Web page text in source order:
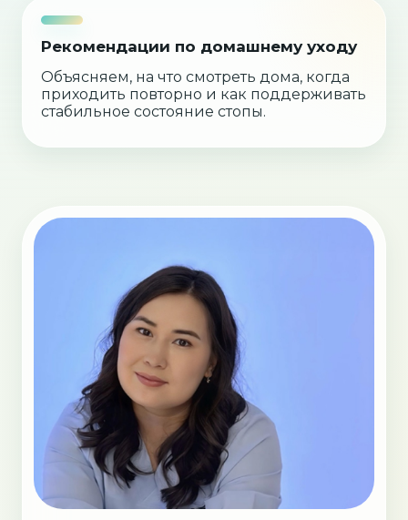
Рекомендации по домашнему уходу
Объясняем, на что смотреть дома, когда
приходить повторно и как поддерживать
стабильное состояние стопы.